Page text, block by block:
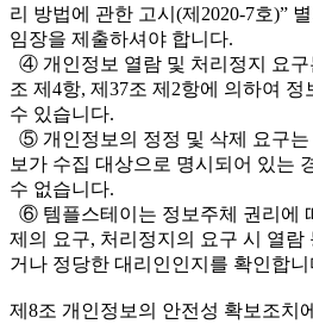
리 방법에 관한 고시(제2020-7호)”
임장을 제출하셔야 합니다.
④ 개인정보 열람 및 처리정지 요구
조 제4항, 제37조 제2항에 의하여
수 있습니다.
⑤ 개인정보의 정정 및 삭제 요구는
보가 수집 대상으로 명시되어 있는
수 없습니다.
⑥ 템플스테이는 정보주체 권리에
제의 요구, 처리정지의 요구 시 열람
거나 정당한 대리인인지를 확인합니
제8조 개인정보의 안전성 확보조치